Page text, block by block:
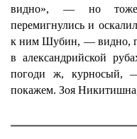
видно», — но тоже
перемигнулись и
к ним Шубин, — видно,
в александрийской
погоди ж, курносый,
покажем. Зоя